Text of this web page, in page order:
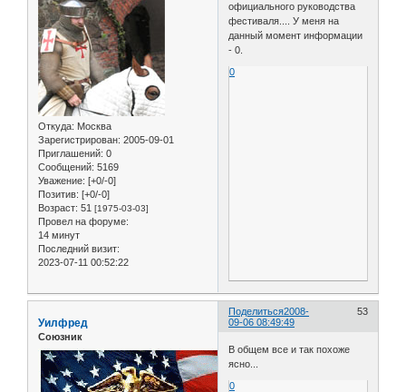
Откуда: Москва
Зарегистрирован: 2005-09-01
Приглашений: 0
Сообщений: 5169
Уважение: [+0/-0]
Позитив: [+0/-0]
Возраст: 51 [1975-03-03]
Провел на форуме:
14 минут
Последний визит:
2023-07-11 00:52:22
официального руководства
фестиваля.... У меня на
данный момент информации
- 0.
0
Поделиться 53
2008-
09-06 08:49:49
Уилфред
Союзник
В общем все и так похоже
ясно...
0